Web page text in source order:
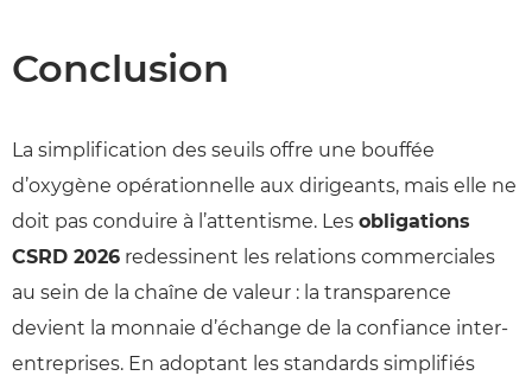
Conclusion
La simplification des seuils offre une bouffée
d’oxygène opérationnelle aux dirigeants, mais elle ne
doit pas conduire à l’attentisme. Les obligations
CSRD 2026 redessinent les relations commerciales
au sein de la chaîne de valeur : la transparence
devient la monnaie d’échange de la confiance inter-
entreprises. En adoptant les standards simplifiés